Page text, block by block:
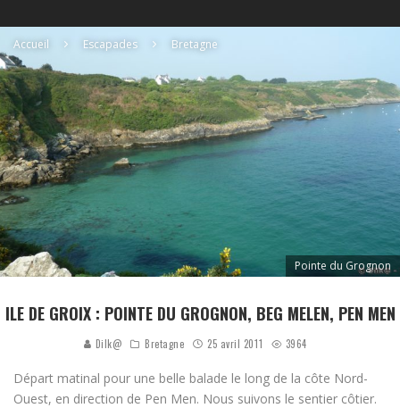
Accueil Escapades Bretagne
Pointe du Grognon
ILE DE GROIX : POINTE DU GROGNON, BEG MELEN, PEN MEN
Dilk@ Bretagne 25 avril 2011 3964
Départ matinal pour une belle balade le long de la côte Nord-
Ouest, en direction de Pen Men. Nous suivons le sentier côtier.